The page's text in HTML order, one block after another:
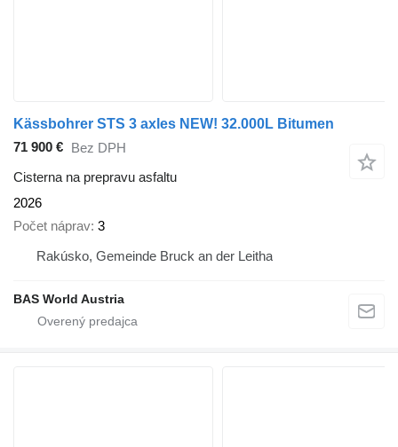
Kässbohrer STS 3 axles NEW! 32.000L Bitumen
71 900 € Bez DPH
Cisterna na prepravu asfaltu
2026
Počet náprav 3
Rakúsko, Gemeinde Bruck an der Leitha
BAS World Austria